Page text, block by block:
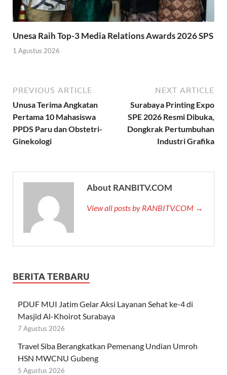
Unesa Raih Top-3 Media Relations Awards 2026 SPS
1 Agustus 2026
PREVIOUS ARTICLE
Unusa Terima Angkatan
Pertama 10 Mahasiswa
PPDS Paru dan Obstetri-
Ginekologi
NEXT ARTICLE
Surabaya Printing Expo
SPE 2026 Resmi Dibuka,
Dongkrak Pertumbuhan
Industri Grafika
About RANBITV.COM
View all posts by RANBITV.COM →
BERITA TERBARU
PDUF MUI Jatim Gelar Aksi Layanan Sehat ke-4 di
Masjid Al-Khoirot Surabaya
7 Agustus 2026
Travel Siba Berangkatkan Pemenang Undian Umroh
HSN MWCNU Gubeng
5 Agustus 2026